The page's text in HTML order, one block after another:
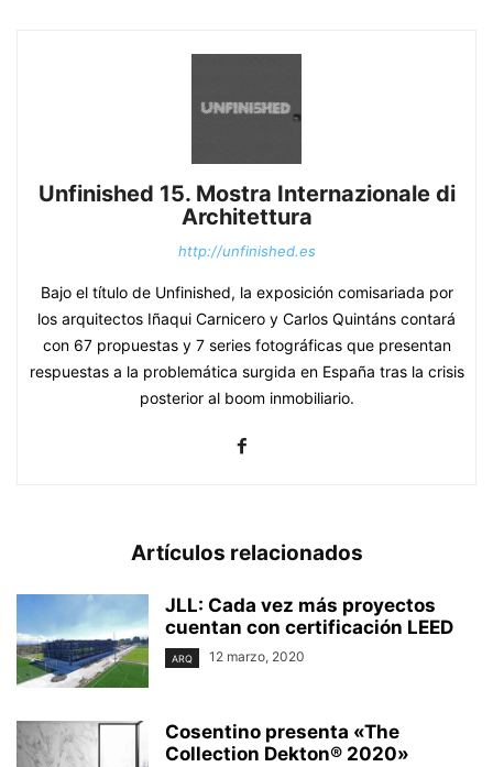
Unfinished 15. Mostra Internazionale di
Architettura
http://unfinished.es
Bajo el título de Unfinished, la exposición comisariada por
los arquitectos Iñaqui Carnicero y Carlos Quintáns contará
con 67 propuestas y 7 series fotográficas que presentan
respuestas a la problemática surgida en España tras la crisis
posterior al boom inmobiliario.
Artículos relacionados
JLL: Cada vez más proyectos
cuentan con certificación LEED
ARQ 12 marzo, 2020
Cosentino presenta «The
Collection Dekton® 2020»